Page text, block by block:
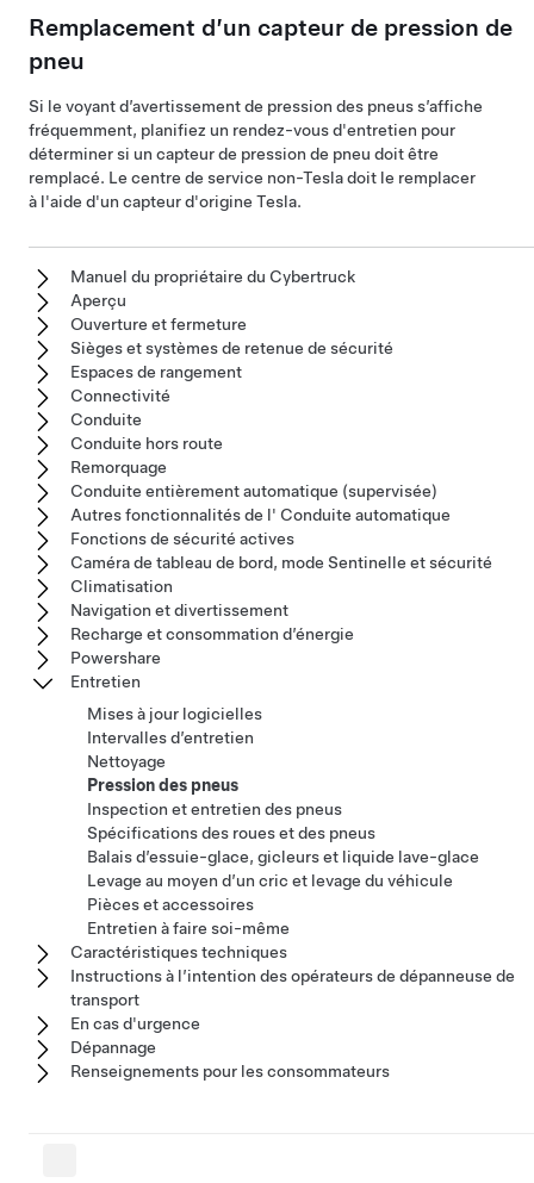
Remplacement d’un capteur de pression de
pneu
Si le voyant d’avertissement de pression des pneus s’affiche
fréquemment, planifiez un rendez-vous d'entretien pour
déterminer si un capteur de pression de pneu doit être
remplacé. Le centre de service non-Tesla doit le remplacer
à l'aide d'un capteur d'origine Tesla.
Manuel du propriétaire du Cybertruck
Aperçu
Ouverture et fermeture
Sièges et systèmes de retenue de sécurité
Espaces de rangement
Connectivité
Conduite
Conduite hors route
Remorquage
Conduite entièrement automatique (supervisée)
Autres fonctionnalités de l' Conduite automatique
Fonctions de sécurité actives
Caméra de tableau de bord, mode Sentinelle et sécurité
Climatisation
Navigation et divertissement
Recharge et consommation d’énergie
Powershare
Entretien
Mises à jour logicielles
Intervalles d’entretien
Nettoyage
Pression des pneus
Inspection et entretien des pneus
Spécifications des roues et des pneus
Balais d’essuie-glace, gicleurs et liquide lave-glace
Levage au moyen d’un cric et levage du véhicule
Pièces et accessoires
Entretien à faire soi-même
Caractéristiques techniques
Instructions à l’intention des opérateurs de dépanneuse de
transport
En cas d'urgence
Dépannage
Renseignements pour les consommateurs